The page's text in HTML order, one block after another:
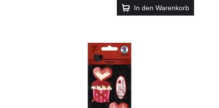
In den Warenkorb